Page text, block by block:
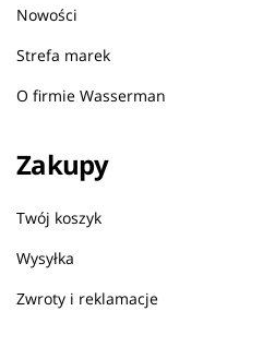
Nowości
Strefa marek
O firmie Wasserman
Zakupy
Twój koszyk
Wysyłka
Zwroty i reklamacje